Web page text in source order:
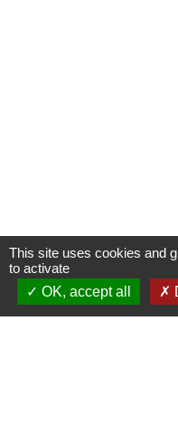
This site uses cookies and
to activate
OK, accept all